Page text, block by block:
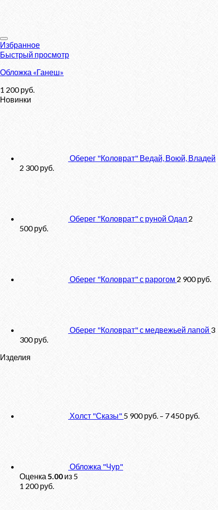
Избранное
Быстрый просмотр
Обложка «Ганеш»
1 200руб.
Новинки
Оберег "Коловрат" Ведай, Воюй, Владей
2 300руб.
Оберег "Коловрат" с руной Одал 2
500руб.
Оберег "Коловрат" с рарогом 2 900руб.
Оберег "Коловрат" с медвежьей лапой 3
300руб.
Изделия
Холст "Сказы" 5 900руб. – 7 450руб.
Обложка "Чур"
Оценка 5.00 из 5
1 200руб.